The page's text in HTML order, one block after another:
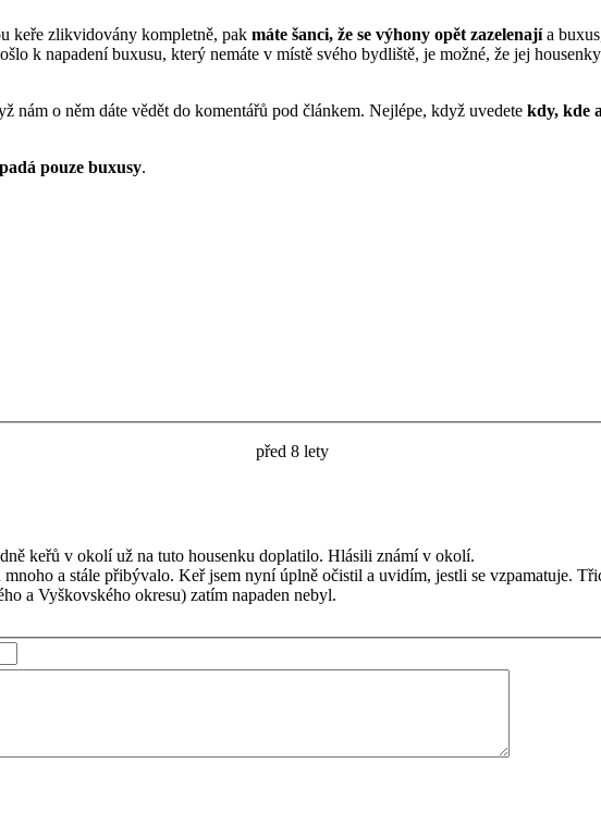
keře zlikvidovány kompletně, pak máte šanci, že se výhony opět zazelenajía
k napadení buxusu, který nemáte v místě svého bydliště, je možné, že jej
nám o něm dáte vědět do komentářů pod článkem. Nejlépe, když uvedete kdy, kde
pouze buxusy.
před 8 lety
keřů v okolí už na tuto housenku doplatilo. Hlásili známí v okolí.
a stále přibývalo. Keř jsem nyní úplně očistil a uvidím, jestli se vzpamatuje.
a Vyškovského okresu) zatím napaden nebyl.